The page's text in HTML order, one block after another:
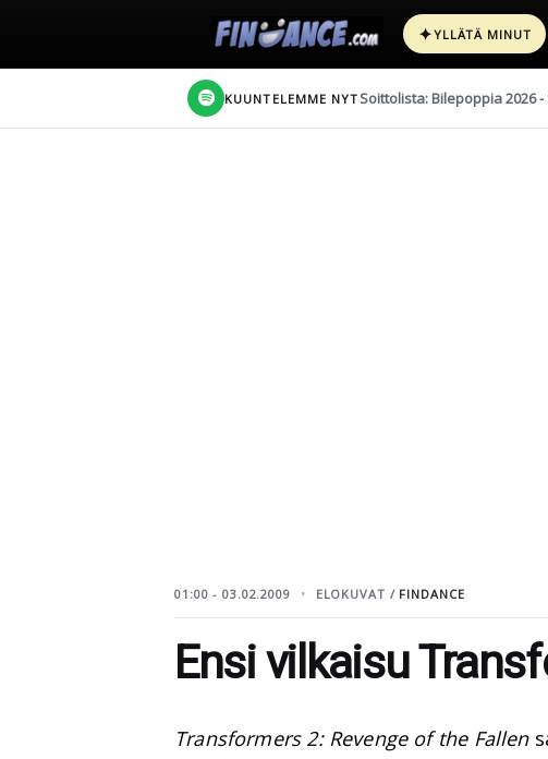
✦YLLÄTÄ MINUT
KUUNTELEMME NYT Soittolista: Bilepoppia 2026
01:00 - 03.02.2009 ELOKUVAT / FINDANCE
Ensi vilkaisu
Transformers 2: Revenge of the Fallen